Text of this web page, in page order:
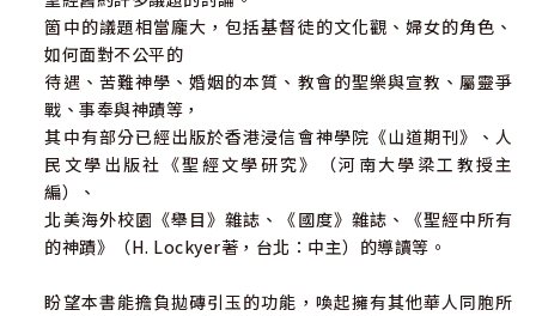
箇中的議題相當龐大，包括基督徒的文化觀、婦女的角色、
如何面對不公平的
待遇、苦難神學、婚姻的本質、教會的聖樂與宣教、屬靈爭
戰、事奉與神蹟等，
其中有部分已經出版於香港浸信會神學院《山道期刊》、人
民文學出版社《聖經文學研究》（河南大學梁工教授主
編）、
北美海外校園《舉目》雜誌、《國度》雜誌、《聖經中所有
的神蹟》（H. Lockyer著，台北：中主）的導讀等。
盼望本書能擔負拋磚引玉的功能，喚起擁有其他華人同胞所